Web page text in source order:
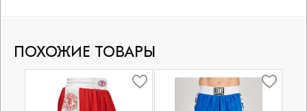
ПОХОЖИЕ ТОВАРЫ